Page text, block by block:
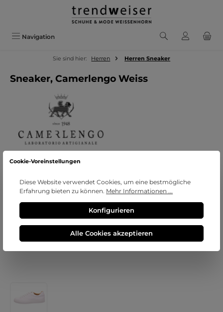
Zum Hauptinhalt springen
Navigation
Sie sind hier: Herren Herren Sneaker
Sneaker, Camerlengo Weiss
Cookie-Voreinstellungen
Diese Website verwendet Cookies, um eine bestmögliche
Erfahrung bieten zu können. Mehr Informationen ...
Konfigurieren
Alle Cookies akzeptieren